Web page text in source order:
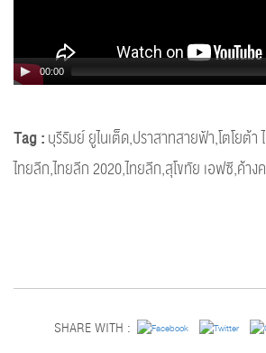
00:00
Tag :บุรีรัมย์ ยูไนเต็ด,ปราสาทสายฟ้า,โตโยต้า
ไทยลีก,ไทยลีก 2020,ไทยลีก,สุโขทัย เอฟซี,ค้าง
SHARE WITH :